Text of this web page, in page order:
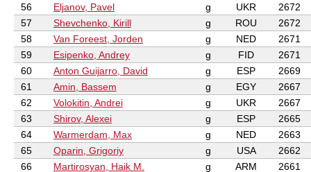
56 Eljanov, Pavel g UKR
2672
57
Shevchenko, Kirill g ROU
2672
58
Van Foreest, Jorden g NED
2671
59
Esipenko, Andrey g FID
2671
60
Anton Guijarro, David g ESP
2669
61
Amin, Bassem g EGY
2667
62
Volokitin, Andrei g UKR
2667
63
Shirov, Alexei g ESP
2665
64
Warmerdam, Max g NED
2663
65
Oparin, Grigoriy g USA
2662
66
Martirosyan, Haik M. g ARM
2661